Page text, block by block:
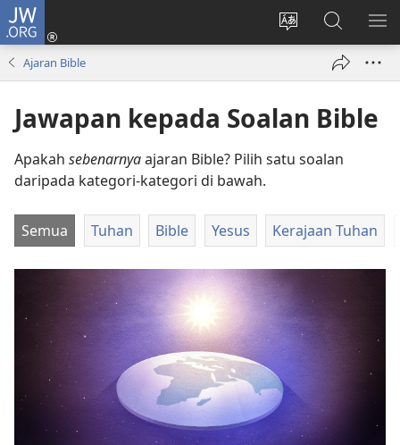
JW.ORG
Tukar
bahasa
Log
Masuk
Cari
JW.ORG
Ajaran Bible
Jawapan kepada Soalan Bible
Apakah sebenarnyaajaran Bible? Pilih satu soalan
daripada kategori-kategori di bawah.
Semua Tuhan Bible Yesus Kerajaan Tuhan